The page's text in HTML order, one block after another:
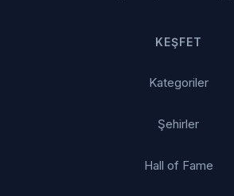
KEŞFET
Kategoriler
Şehirler
Hall of Fame